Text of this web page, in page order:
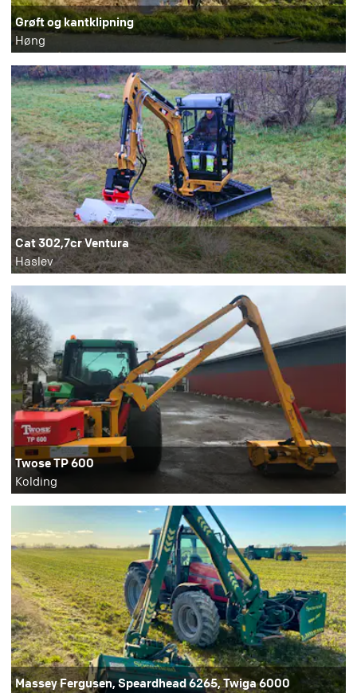
Grøft og kantklipning
Høng
Cat 302,7cr Ventura
Haslev
Twose TP 600
Kolding
Massey Fergusen, Speardhead 6265, Twiga 6000